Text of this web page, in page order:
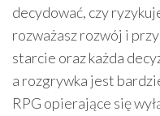
decydować, czy
rozważasz rozwój i
starcie oraz każda
a rozgrywka jest
RPG opierające się